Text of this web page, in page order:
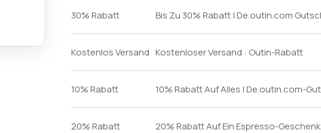
30% Rabatt Bis Zu 30% Rabatt | De.outin.com
Kostenlos Versand Kostenloser Versand : Outin-Rabatt
10% Rabatt 10% Rabatt Auf Alles | De.outin.com-
20% Rabatt 20% Rabatt Auf Ein Espresso-